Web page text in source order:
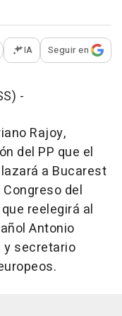
opciones para
IA Seguir en
-
Rajoy,
del PP que el
a Bucarest
del
reelegirá al
Antonio
secretario